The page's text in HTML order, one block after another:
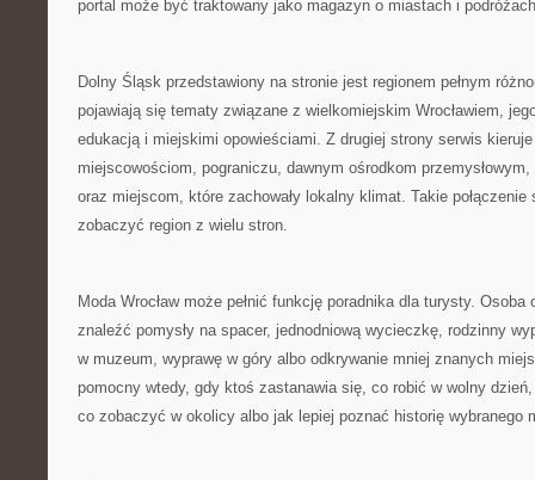
portal może być traktowany jako magazyn o miastach i
Dolny Śląsk przedstawiony na stronie jest regionem pełnym
pojawiają się tematy związane z wielkomiejskim Wrocławiem,
edukacją i miejskimi opowieściami. Z drugiej strony serwis kieruje
miejscowościom, pograniczu, dawnym ośrodkom
oraz miejscom, które zachowały lokalny klimat. Takie
zobaczyć region z wielu stron.
Moda Wrocław może pełnić funkcję poradnika dla turysty.
znaleźć pomysły na spacer, jednodniową wycieczkę, rodzinny
w muzeum, wyprawę w góry albo odkrywanie mniej znanych
pomocny wtedy, gdy ktoś zastanawia się, co robić w wolny
co zobaczyć w okolicy albo jak lepiej poznać historię wybranego